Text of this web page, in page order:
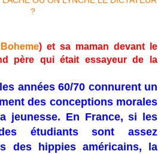
) et sa maman devant le
père qui était essayeur de la
années 60/70 connurent un
des conceptions morales
jeunesse. En France, si les
étudiants sont assez
des hippies américains, la